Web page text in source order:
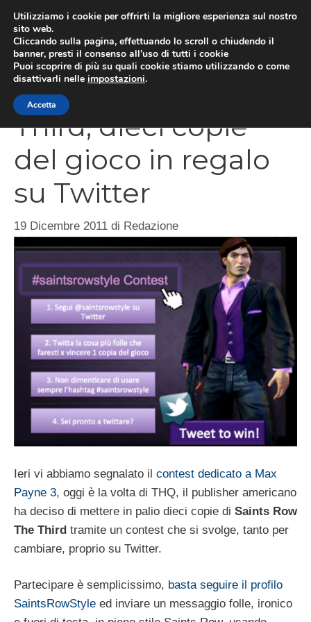
contenuto
Saints Row The
Third, dieci copie
del gioco in regalo
su Twitter
19 Dicembre 2011 di Redazione
Ieri vi abbiamo segnalato il contest dedicato a Max
Payne 3, oggi è la volta di THQ, il publisher americano
ha deciso di mettere in palio dieci copie di Saints Row
The Third tramite un contest che si svolge, tanto per
cambiare, proprio su Twitter.
Partecipare è semplicissimo, basta seguire il profilo
SaintsRowStyle ed inviare un messaggio folle, ironico
Utilizziamo i cookie per offrirti la migliore esperienza sul nostro
sito web.
Cliccando sulla pagina, effettuando lo scroll o chiudendo il
banner, presti il consenso all’uso di tutti i cookie
Puoi scoprire di più su quali cookie stiamo utilizzando o come
disattivarli nelle impostazioni.
Accetta